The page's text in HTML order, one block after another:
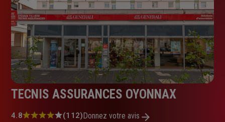
TECNIS ASSURANCES OYONNAX
Note
4.8 (112)Donnez votre avis